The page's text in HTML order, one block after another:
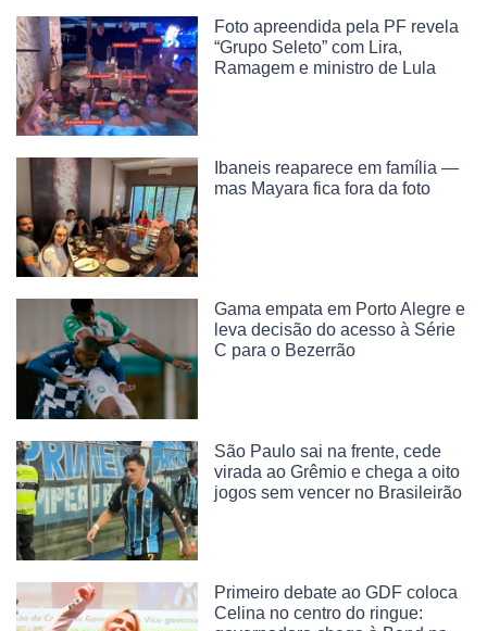
Foto apreendida pela PF revela
“Grupo Seleto” com Lira,
Ramagem e ministro de Lula
Ibaneis reaparece em família —
mas Mayara fica fora da foto
Gama empata em Porto Alegre e
leva decisão do acesso à Série
C para o Bezerrão
São Paulo sai na frente, cede
virada ao Grêmio e chega a oito
jogos sem vencer no Brasileirão
Primeiro debate ao GDF coloca
Celina no centro do ringue: